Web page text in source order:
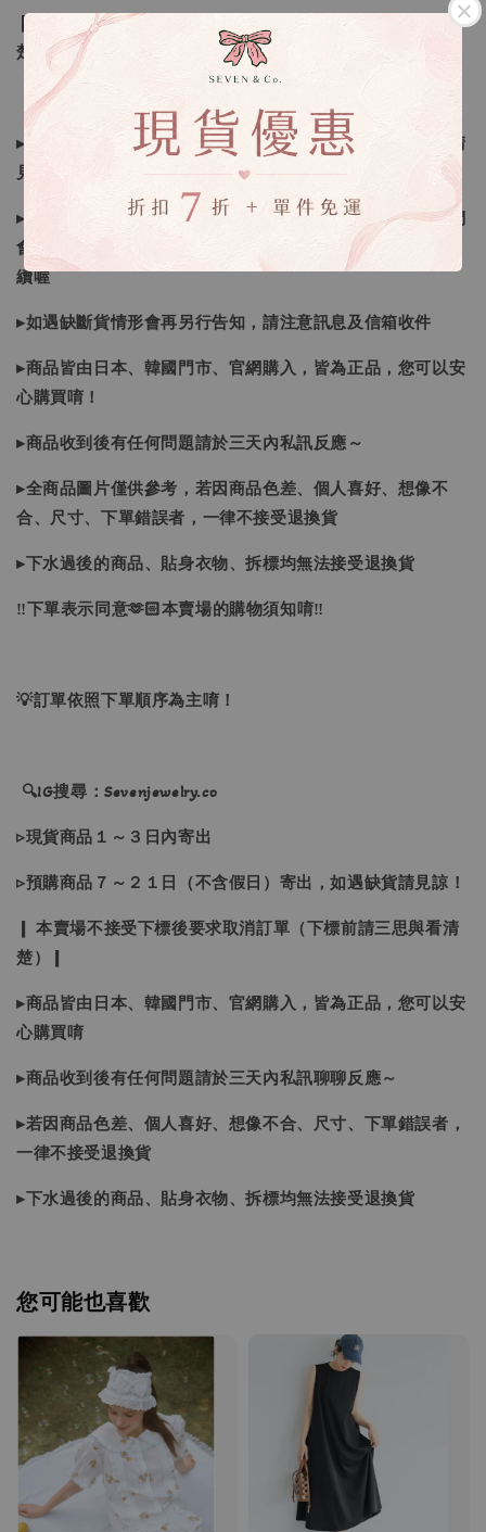
❙ 本賣場不接受下標後要求取消訂單（下標前請三思與看清
楚）❙
▸所有商品皆以日本、韓國售完為止，如下單後遇缺貨情形請
見諒
▸因日本商品貨況和價格是浮動的，若遇到缺貨或者調價我們
會視情況等待下單，若您想要知道即時貨況還請主動聯繫後
續喔
▸如遇缺斷貨情形會再另行告知，請注意訊息及信箱收件
▸商品皆由日本、韓國門市、官網購入，皆為正品，您可以安
心購買唷！
▸商品收到後有任何問題請於三天內私訊反應～
▸全商品圖片僅供參考，若因商品色差、個人喜好、想像不
合、尺寸、下單錯誤者，一律不接受退換貨
▸下水過後的商品、貼身衣物、拆標均無法接受退換貨
‼下單表示同意🫶🏻本賣場的購物須知唷‼
💡訂單依照下單順序為主唷！
🔍IG搜尋：Sevenjewelry.co
▹現貨商品１～３日內寄出
▹預購商品７～２１日（不含假日）寄出，如遇缺貨請見諒！
❙ 本賣場不接受下標後要求取消訂單（下標前請三思與看清
楚）❙
▸商品皆由日本、韓國門市、官網購入，皆為正品，您可以安
心購買唷
▸商品收到後有任何問題請於三天內私訊聊聊反應～
▸若因商品色差、個人喜好、想像不合、尺寸、下單錯誤者，
一律不接受退換貨
▸下水過後的商品、貼身衣物、拆標均無法接受退換貨
您可能也喜歡